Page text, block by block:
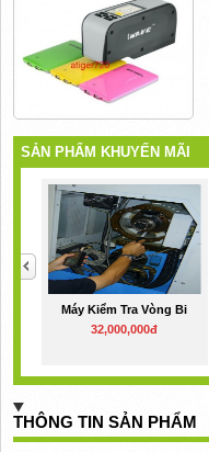
SẢN PHẨM KHUYẾN MÃI
Máy Kiểm Tra Vòng Bi
32,000,000đ
THÔNG TIN SẢN PHẨM